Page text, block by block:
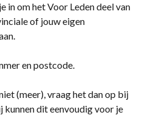
in om het Voor Leden deel van
of jouw eigen
en postcode.
(meer), vraag het dan op bij
kunnen dit eenvoudig voor je